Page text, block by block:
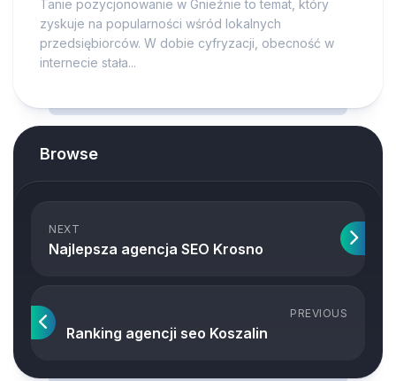
Tanie pozycjonowanie w Gnieźnie to temat, który
zyskuje na popularności wśród lokalnych
przedsiębiorców. W dobie cyfryzacji, obecność w
internecie stała...
Browse
NEXT
Najlepsza agencja SEO Krosno
PREVIOUS
Ranking agencji seo Koszalin